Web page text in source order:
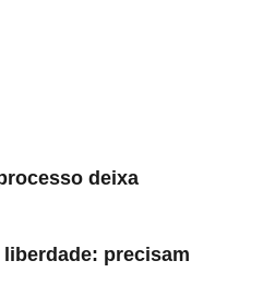
deixa
precisam